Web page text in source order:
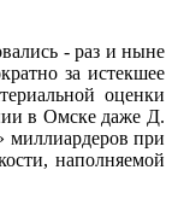
- раз и ныне
за истекшее
оценки
в Омске даже Д.
миллиардеров при
наполняемой